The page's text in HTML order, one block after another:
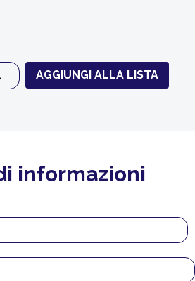
AGGIUNGI ALLA LISTA
informazioni